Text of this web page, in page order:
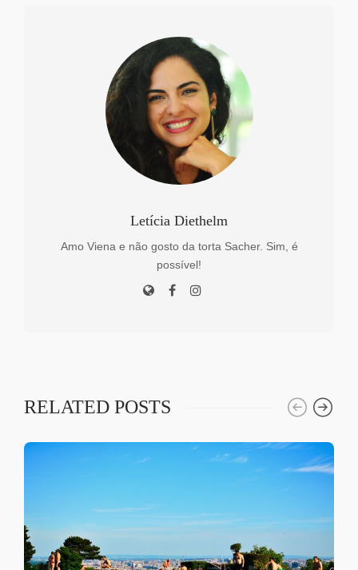
Letícia Diethelm
Amo Viena e não gosto da torta Sacher. Sim, é
possível!
RELATED POSTS